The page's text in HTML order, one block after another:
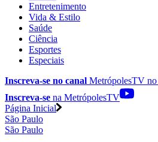
Entretenimento
Vida & Estilo
Saúde
Ciência
Esportes
Especiais
Inscreva-se no canal MetrópolesTV no
Inscreva-se na MetrópolesTV
Página Inicial
São Paulo
São Paulo